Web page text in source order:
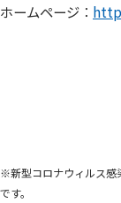
ホームページ：
※新型コロナウィルス感
です。